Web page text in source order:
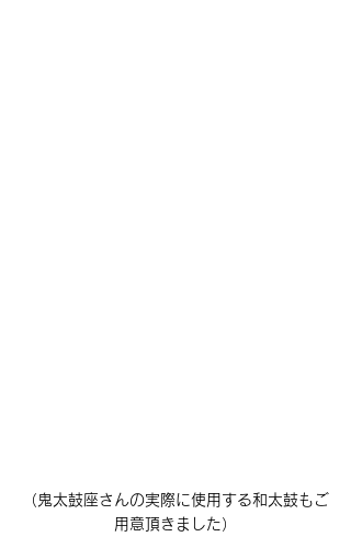
（鬼太鼓座さんの実際に使用する和太鼓もご
用意頂きました）